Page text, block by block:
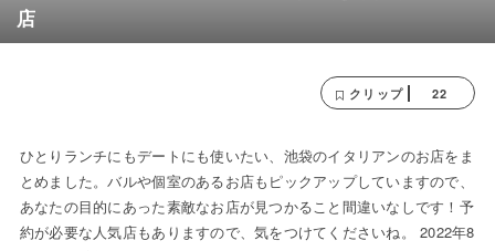
店
クリップ 22
ひとりランチにもデートにも使いたい、池袋のイタリアンのお店をま
とめました。バルや個室のあるお店もピックアップしていますので、
あなたの目的にあった素敵なお店が見つかること間違いなしです！予
約が必要な人気店もありますので、気をつけてくださいね。 2022年8